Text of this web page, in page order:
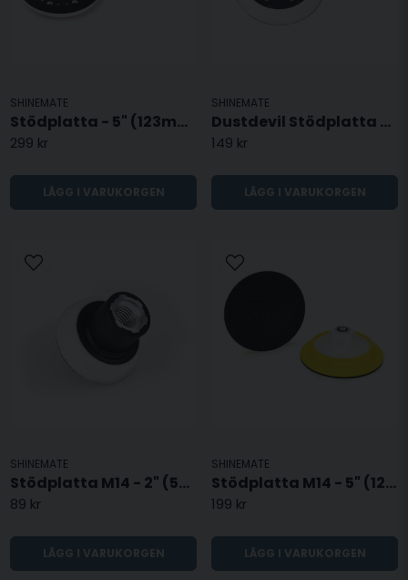
SHINEMATE
Stödplatta - 5" (123mm)
299 kr
LÄGG I VARUKORGEN
SHINEMATE
Dustdevil Stödplatta - 3" (74mm)
149 kr
LÄGG I VARUKORGEN
SHINEMATE
Stödplatta M14 - 2" (50mm)
89 kr
LÄGG I VARUKORGEN
SHINEMATE
Stödplatta M14 - 5" (123mm)
199 kr
LÄGG I VARUKORGEN